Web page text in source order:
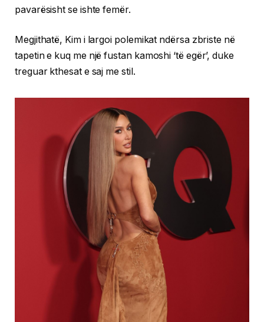
pavarësisht se ishte femër.
Megjithatë, Kim i largoi polemikat ndërsa zbriste në
tapetin e kuq me një fustan kamoshi ‘të egër’, duke
treguar kthesat e saj me stil.